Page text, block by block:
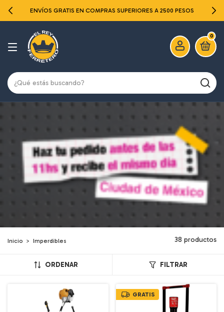
ENVÍOS GRATIS EN COMPRAS SUPERIORES A 2500 PESOS
0
Inicio > Imperdibles 38 productos
ORDENAR FILTRAR
GRATIS